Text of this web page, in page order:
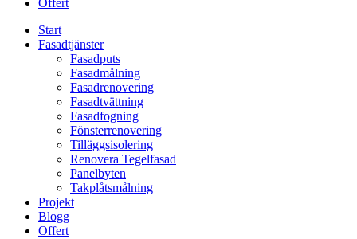
Offert
Start
Fasadtjänster
Fasadputs
Fasadmålning
Fasadrenovering
Fasadtvättning
Fasadfogning
Fönsterrenovering
Tilläggsisolering
Renovera Tegelfasad
Panelbyten
Takplåtsmålning
Projekt
Blogg
Offert